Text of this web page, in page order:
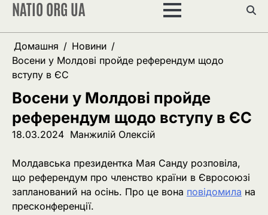
Перейти
вмісту
NATIO ORG UA
Домашня
Новини
Восени у Молдові пройде референдум щодо
вступу в ЄС
Восени у Молдові пройде
референдум щодо вступу в ЄС
18.03.2024 Манжилій Олексій
Молдавська президентка Мая Санду розповіла,
що референдум про членство країни в Євросоюзі
запланований на осінь. Про це вона повідомила на
пресконференції.